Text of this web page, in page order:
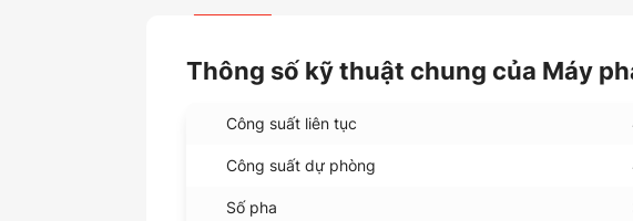
Thông số kỹ thuật chung của Máy
Công suất liên tục
Công suất dự phòng
Số pha